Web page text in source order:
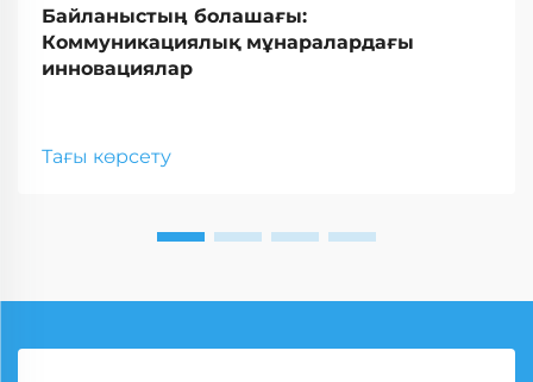
Байланыстың болашағы:
Коммуникациялық мұнаралардағы
инновациялар
Тағы көрсету